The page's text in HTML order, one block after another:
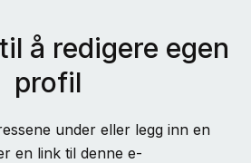
å redigere egen
profil
under eller legg inn en
en link til denne e-